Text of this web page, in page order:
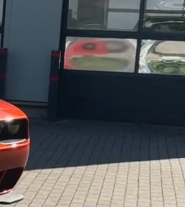
sehen und
Leistung mit
Fahrspaß auf